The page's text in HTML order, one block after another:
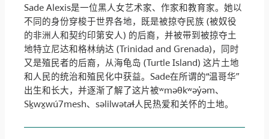
Sade Alexis是一位黑人女艺术家、作家和教育家。她以
不同的身份穿梭于世界各地，既是被掠夺民族 (被奴役
的非洲人和契约印第安人) 的后裔，并被带到被掠夺土
地特立尼达和格林纳达 (Trinidad and Grenada)，同时
又是殖民者的后裔，从海龟岛 (Turtle Island) 这片土地
和人民的统治和殖民化中获益。Sade在所谓的“温哥华”
出生和长大，并逐渐了解了这片被ʷməθkʷəy̓əm、
Sḵwx̱wú7mesh、səlilwətaɬ人民热爱和关怀的土地。